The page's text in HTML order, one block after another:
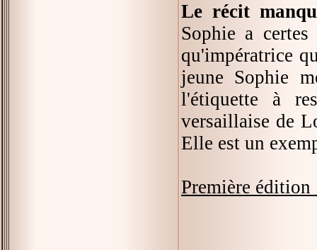
Le récit
Sophie a
qu'impératrice
jeune Sophie
l'étiquette à
versaillaise de
Elle est un
Première édition